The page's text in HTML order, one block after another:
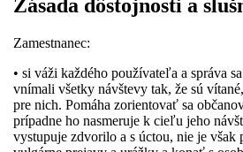
Zásada dôstojnosti a
Zamestnanec:
• si váži každého používateľa a správa
vnímali všetky návštevy tak, že sú
pre nich. Pomáha zorientovať sa
prípadne ho nasmeruje k cieľu jeho
vystupuje zdvorilo a s úctou, nie je